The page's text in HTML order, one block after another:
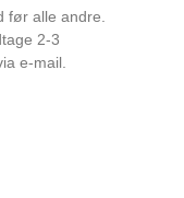
2025